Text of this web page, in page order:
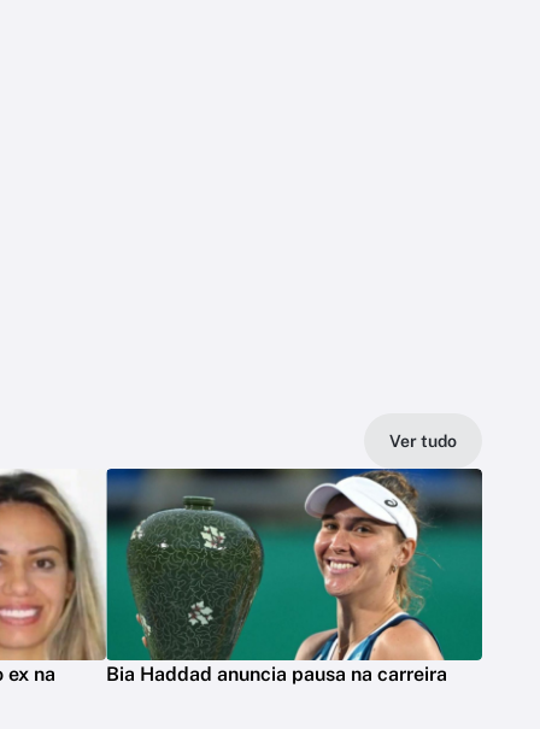
Ver tudo
ex na
Bia Haddad anuncia pausa na carreira